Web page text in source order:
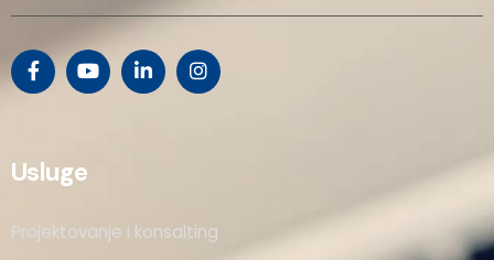
Usluge
Projektovanje i konsalting